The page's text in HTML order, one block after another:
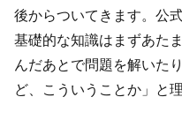
後からついてきます。公
基礎的な知識はまずあた
んだあとで問題を解いた
ど、こういうことか」と